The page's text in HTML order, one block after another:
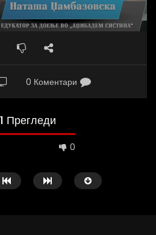
0 Коментари
Прегледи
0